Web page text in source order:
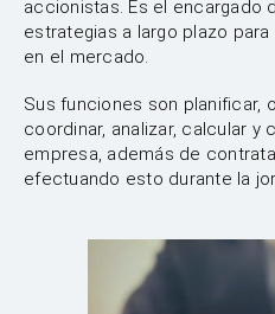
accionistas. Es el encargado
estrategias a largo plazo
en el mercado.
Sus funciones son planificar,
coordinar, analizar, calcular y
empresa, además de
efectuando esto durante la